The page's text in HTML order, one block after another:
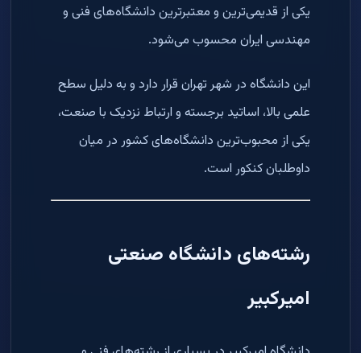
یکی از قدیمی‌ترین و معتبرترین دانشگاه‌های فنی و
مهندسی ایران محسوب می‌شود.
این دانشگاه در شهر تهران قرار دارد و به دلیل سطح
علمی بالا، اساتید برجسته و ارتباط نزدیک با صنعت،
یکی از محبوب‌ترین دانشگاه‌های کشور در میان
داوطلبان کنکور است.
رشته‌های دانشگاه صنعتی
امیرکبیر